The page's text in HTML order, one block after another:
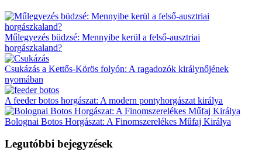
Műlegyezés büdzsé: Mennyibe kerül a felső-ausztriai
horgászkaland?
Csukázás a Kettős-Körös folyón: A ragadozók királynőjének
nyomában
A feeder botos horgászat: A modern pontyhorgászat királya
Bolognai Botos Horgászat: A Finomszerelékes Műfaj Királya
Legutóbbi bejegyzések